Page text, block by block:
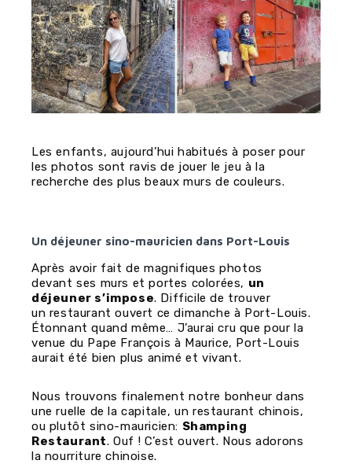
Les enfants, aujourd’hui habitués à poser pour
les photos sont ravis de jouer le jeu à la
recherche des plus beaux murs de couleurs.
Un déjeuner sino-mauricien dans Port-Louis
Après avoir fait de magnifiques photos
devant ses murs et portes colorées, un
déjeuner s’impose. Difficile de trouver
un restaurant ouvert ce dimanche à Port-Louis.
Étonnant quand même… J’aurai cru que pour la
venue du Pape François à Maurice, Port-Louis
aurait été bien plus animé et vivant.
Nous trouvons finalement notre bonheur dans
une ruelle de la capitale, un restaurant chinois,
ou plutôt sino-mauricien: Shamping
Restaurant. Ouf ! C’est ouvert. Nous adorons
la nourriture chinoise.